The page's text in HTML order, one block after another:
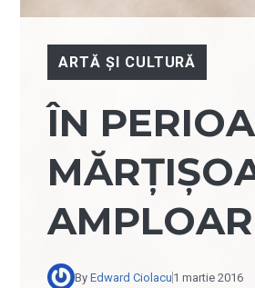
ARTĂ ȘI CULTURĂ
ÎN
By Edward Ciolacu 1 martie 2016